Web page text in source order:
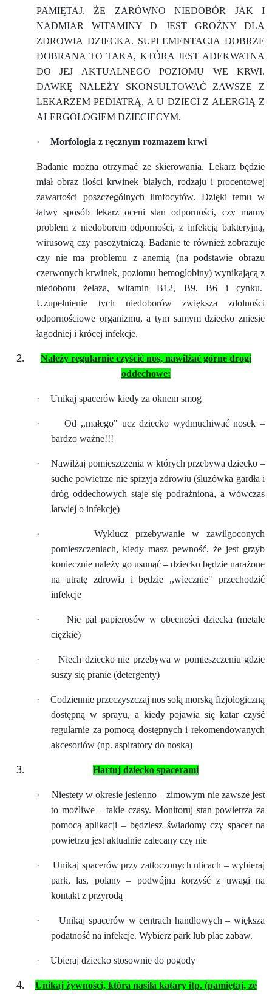
PAMIĘTAJ, ŻE ZARÓWNO NIEDOBÓR JAK I
NADMIAR WITAMINY D JEST GROŹNY DLA
ZDROWIA DZIECKA. SUPLEMENTACJA DOBRZE
DOBRANA TO TAKA, KTÓRA JEST ADEKWATNA
DO JEJ AKTUALNEGO POZIOMU WE KRWI.
DAWKĘ NALEŻY SKONSULTOWAĆ ZAWSZE Z
LEKARZEM PEDIATRĄ, A U DZIECI Z ALERGIĄ Z
ALERGOLOGIEM DZIECIECYM.
· Morfologia z ręcznym rozmazem krwi
Badanie można otrzymać ze skierowania. Lekarz będzie
miał obraz ilości krwinek białych, rodzaju i procentowej
zawartości poszczególnych limfocytów. Dzięki temu w
łatwy sposób lekarz oceni stan odporności, czy mamy
problem z niedoborem odporności, z infekcją bakteryjną,
wirusową czy pasożytniczą. Badanie te również zobrazuje
czy nie ma problemu z anemią (na podstawie obrazu
czerwonych krwinek, poziomu hemoglobiny) wynikającą z
niedoboru żelaza, witamin B12, B9, B6 i cynku.
Uzupełnienie tych niedoborów zwiększa zdolności
odpornościowe organizmu, a tym samym dziecko zniesie
łagodniej i krócej infekcje.
Należy regularnie czyścić nos, nawilżać górne drogi
oddechowe:
· Unikaj spacerów kiedy za oknem smog
·
Od ,,małego" ucz dziecko wydmuchiwać nosek –
bardzo ważne!!!
·
Nawilżaj pomieszczenia w których przebywa dziecko –
suche powietrze nie sprzyja zdrowiu (śluzówka gardła i
dróg oddechowych staje się podrażniona, a wówczas
łatwiej o infekcję)
·
Wyklucz przebywanie w zawilgoconych
pomieszczeniach, kiedy masz pewność, że jest grzyb
koniecznie należy go usunąć – dziecko będzie narażone
na utratę zdrowia i będzie ,,wiecznie" przechodzić
infekcje
·
Nie pal papierosów w obecności dziecka (metale
ciężkie)
·
Niech dziecko nie przebywa w pomieszczeniu gdzie
suszy się pranie (detergenty)
·
Codziennie przeczyszczaj nos solą morską fizjologiczną
dostępną w sprayu, a kiedy pojawia się katar czyść
regularnie za pomocą dostępnych i rekomendowanych
akcesoriów (np. aspiratory do noska)
Hartuj dziecko spacerami
· Niestety w okresie jesienno –zimowym nie zawsze jest
to możliwe – takie czasy. Monitoruj stan powietrza za
pomocą aplikacji – będziesz świadomy czy spacer na
powietrzu jest aktualnie zalecany czy nie
·
Unikaj spacerów przy zatłoczonych ulicach – wybieraj
park, las, polany – podwójna korzyść z uwagi na
kontakt z przyrodą
·
Unikaj spacerów w centrach handlowych – większa
podatność na infekcje. Wybierz park lub plac zabaw.
· Ubieraj dziecko stosownie do pogody
Unikaj żywności, która nasila katary itp. (pamiętaj, ze